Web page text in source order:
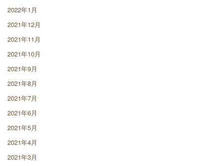
2022年1月
2021年12月
2021年11月
2021年10月
2021年9月
2021年8月
2021年7月
2021年6月
2021年5月
2021年4月
2021年3月